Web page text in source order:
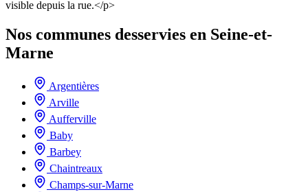
visible depuis la rue.</p>
Nos communes desservies en Seine-et-
Marne
Argentières
Arville
Aufferville
Baby
Barbey
Chaintreaux
Champs-sur-Marne